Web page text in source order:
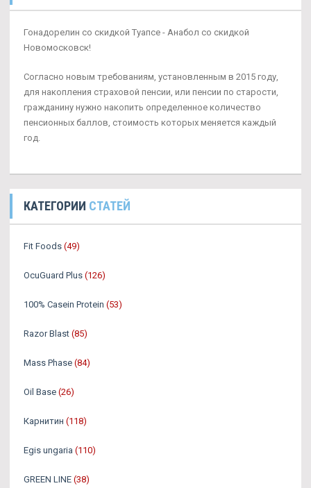
Гонадорелин со скидкой Туапсе - Анабол со скидкой
Новомосковск!
Согласно новым требованиям, установленным в 2015 году,
для накопления страховой пенсии, или пенсии по старости,
гражданину нужно накопить определенное количество
пенсионных баллов, стоимость которых меняется каждый
год.
КАТЕГОРИИ СТАТЕЙ
Fit Foods (49)
OcuGuard Plus (126)
100% Casein Protein (53)
Razor Blast (85)
Mass Phase (84)
Oil Base (26)
Карнитин (118)
Egis ungaria (110)
GREEN LINE (38)